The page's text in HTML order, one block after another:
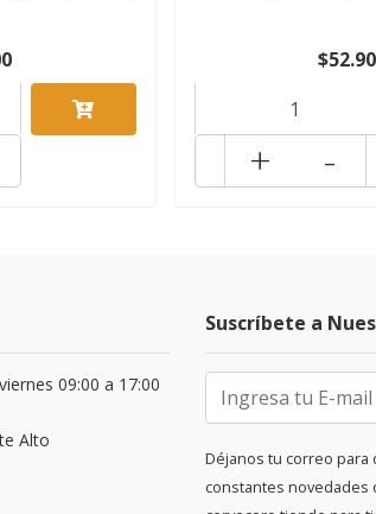
+ -
09:00 a 17:00
Alto
Suscríbete a
Déjanos tu correo
constantes novedades